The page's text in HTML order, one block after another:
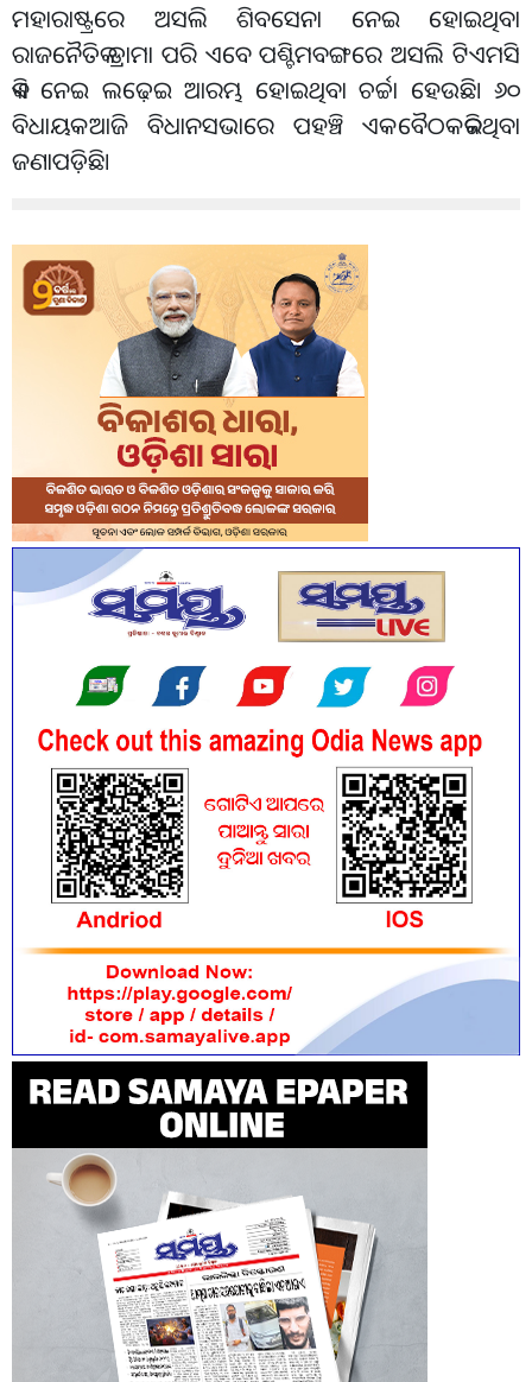
ମହାରାଷ୍ଟ୍ରରେ ଅସଲି ଶିବସେନା ନେଇ ହୋଇଥିବା
ରାଜନୈତିକ ଡ୍ରାମା ପରି ଏବେ ପଶ୍ଚିମବଙ୍ଗରେ ଅସଲି ଟିଏମସି
କିଏ ନେଇ ଲଢ଼େଇ ଆରମ୍ଭ ହୋଇଥିବା ଚର୍ଚ୍ଚା ହେଉଛି। ୬୦
ବିଧାୟକ ଆଜି ବିଧାନସଭାରେ ପହଞ୍ଚି ଏକ ବୈଠକ କରିଥିବା
ଜଣାପଡ଼ିଛି।